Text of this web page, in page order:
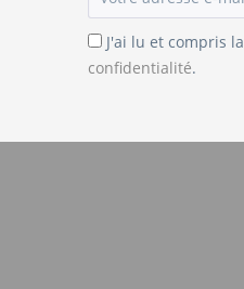
J'ai lu et compris la
confidentialité.